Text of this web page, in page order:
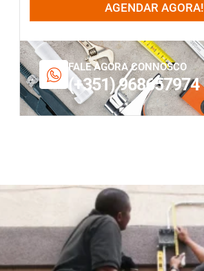
AGENDAR AGORA!
FALE AGORA CONNOSCO
(+351) 968657974